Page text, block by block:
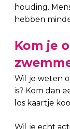
houding.
hebben
Kom je
Wil je weten
is? Kom dan
los kaartje
Wil je echt